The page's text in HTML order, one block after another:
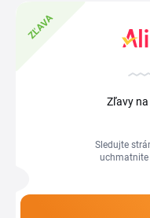
ZĽAVA
Zľavy
Sledujte
uchmatnite